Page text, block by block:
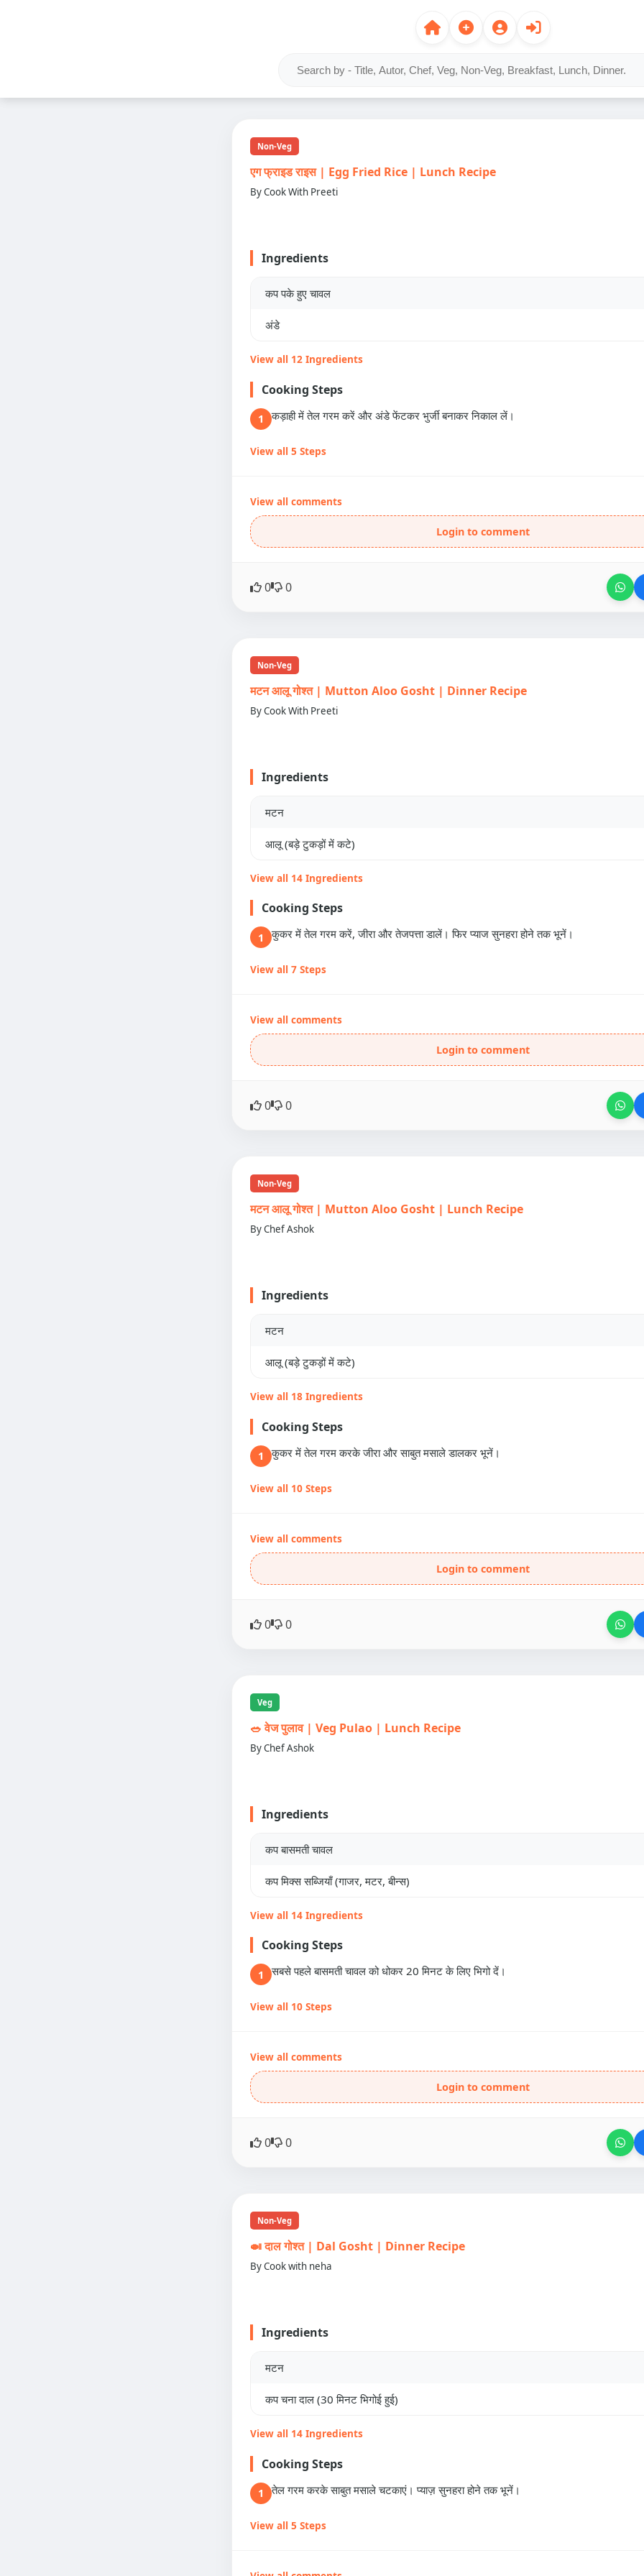
Non-Veg
एग फ्राइड राइस | Egg Fried Rice | Lunch Recipe
By Cook With Preeti
Ingredients
कप पके हुए चावल
अंडे
View all 12 Ingredients
Cooking Steps
1 कड़ाही में तेल गरम करें और अंडे फेंटकर भुर्जी बनाकर निकाल लें।
View all 5 Steps
View all comments
Login to comment
0 0
Non-Veg
मटन आलू गोश्त | Mutton Aloo Gosht | Dinner Recipe
By Cook With Preeti
Ingredients
मटन
आलू (बड़े टुकड़ों में कटे)
View all 14 Ingredients
Cooking Steps
1 कुकर में तेल गरम करें, जीरा और तेजपत्ता डालें। फिर प्याज सुनहरा होने तक भूनें।
View all 7 Steps
View all comments
Login to comment
0 0
Non-Veg
मटन आलू गोश्त | Mutton Aloo Gosht | Lunch Recipe
By Chef Ashok
Ingredients
मटन
आलू (बड़े टुकड़ों में कटे)
View all 18 Ingredients
Cooking Steps
1 कुकर में तेल गरम करके जीरा और साबुत मसाले डालकर भूनें।
View all 10 Steps
View all comments
Login to comment
0 0
Veg
🥗 वेज पुलाव | Veg Pulao | Lunch Recipe
By Chef Ashok
Ingredients
कप बासमती चावल
कप मिक्स सब्जियाँ (गाजर, मटर, बीन्स)
View all 14 Ingredients
Cooking Steps
1 सबसे पहले बासमती चावल को धोकर 20 मिनट के लिए भिगो दें।
View all 10 Steps
View all comments
Login to comment
0 0
Non-Veg
🍛 दाल गोश्त | Dal Gosht | Dinner Recipe
By Cook with neha
Ingredients
मटन
कप चना दाल (30 मिनट भिगोई हुई)
View all 14 Ingredients
Cooking Steps
1 तेल गरम करके साबुत मसाले चटकाएं। प्याज़ सुनहरा होने तक भूनें।
View all 5 Steps